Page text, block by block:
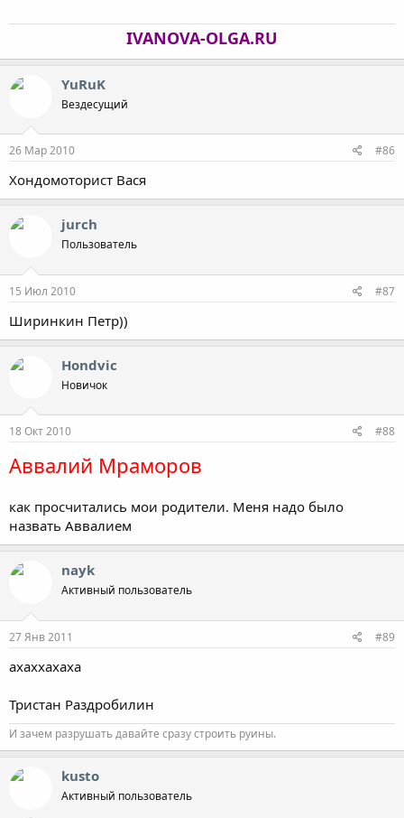
IVANOVA-OLGA.RU
YuRuK
Вездесущий
26 Мар 2010 #86
Хондомоторист Вася
jurch
Пользователь
15 Июл 2010 #87
Ширинкин Петр))
Hondvic
Новичок
18 Окт 2010 #88
Аввалий Мраморов
как просчитались мои родители. Меня надо было
назвать Аввалием
nayk
Активный пользователь
27 Янв 2011 #89
ахаххахаха
Тристан Раздробилин
И зачем разрушать давайте сразу строить руины.
kusto
Активный пользователь